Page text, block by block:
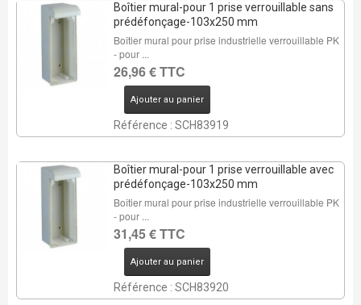
Boîtier mural-pour 1 prise verrouillable sans
prédéfonçage-103x250 mm
Boîtier mural pour prise industrielle verrouillable PK
- pour ...
26,96 € TTC
Ajouter au panier
Référence : SCH83919
Boîtier mural-pour 1 prise verrouillable avec
prédéfonçage-103x250 mm
Boîtier mural pour prise industrielle verrouillable PK
- pour ...
31,45 € TTC
Ajouter au panier
Référence : SCH83920